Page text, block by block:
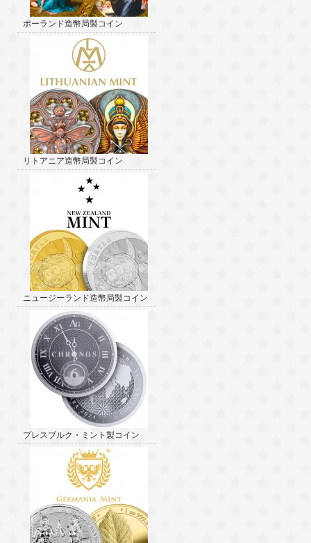
ポーランド造幣局製コイン
リトアニア造幣局製コイン
ニュージーランド造幣局製コイン
プレスブルク・ミント製コイン